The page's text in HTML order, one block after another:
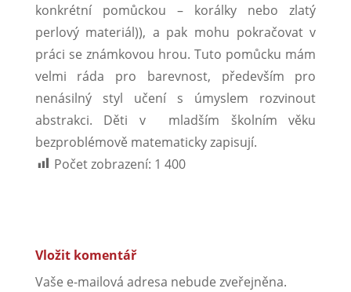
konkrétní pomůckou – korálky nebo zlatý
perlový materiál)), a pak mohu pokračovat v
práci se známkovou hrou. Tuto pomůcku mám
velmi ráda pro barevnost, především pro
nenásilný styl učení s úmyslem rozvinout
abstrakci. Děti v mladším školním věku
bezproblémově matematicky zapisují.
Počet zobrazení: 1 400
Vložit komentář
Vaše e-mailová adresa nebude zveřejněna.